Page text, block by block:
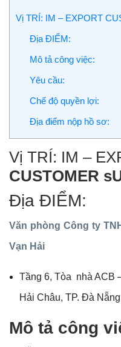
Vị TRÍ: IM – EXPORT
Địa ĐIỂM:
Mô tả công việc:
Yêu cầu:
Chế độ quyền
Địa điểm nộp hồ sơ:
Vị TRÍ: IM –
CUSTOMER
Địa ĐIỂM:
Văn phòng Công ty
Vạn Hải
Tầng 6, Tòa nhà ACB
Hải Châu, TP. Đà Nẵng
Mô tả công